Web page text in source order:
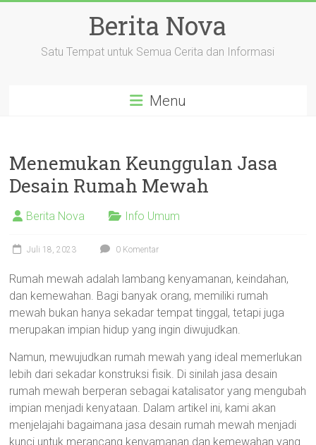
Berita Nova
Satu Tempat untuk Semua Cerita dan Informasi
Menu
Menemukan Keunggulan Jasa
Desain Rumah Mewah
Berita Nova Info Umum
Juli 18, 2023 0 Komentar
Rumah mewah adalah lambang kenyamanan, keindahan,
dan kemewahan. Bagi banyak orang, memiliki rumah
mewah bukan hanya sekadar tempat tinggal, tetapi juga
merupakan impian hidup yang ingin diwujudkan.
Namun, mewujudkan rumah mewah yang ideal memerlukan
lebih dari sekadar konstruksi fisik. Di sinilah jasa desain
rumah mewah berperan sebagai katalisator yang mengubah
impian menjadi kenyataan. Dalam artikel ini, kami akan
menjelajahi bagaimana jasa desain rumah mewah menjadi
kunci untuk merancang kenyamanan dan kemewahan yang